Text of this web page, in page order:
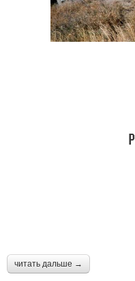
читать дальше →